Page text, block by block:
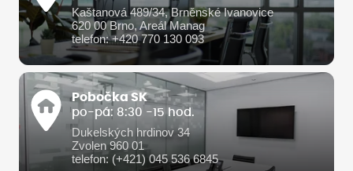
Kaštanová 489/34, Brněnské Ivanovice
620 00 Brno, Areál Manag
telefon: +420 770 130 093
Pobočka SK
po-pá: 8:30 -15 hod.
Dukelských hrdinov 34
Zvolen 960 01
telefon: (+421) 045 536 6845